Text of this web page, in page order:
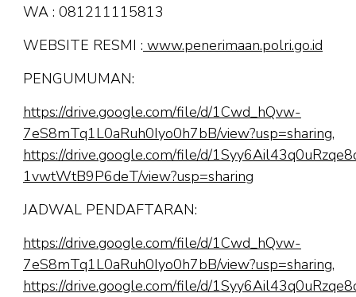
WA : 081211115813
WEBSITE RESMI : www.penerimaan.polri.go.id
PENGUMUMAN:
https://drive.google.com/file/d/1Cwd_hQvw-
7eS8mTq1L0aRuh0Iyo0h7bB/view?usp=sharing,
https://drive.google.com/file/d/
1vwtWtB9P6deT/view?usp=sharing
JADWAL PENDAFTARAN:
https://drive.google.com/file/d/1Cwd_hQvw-
7eS8mTq1L0aRuh0Iyo0h7bB/view?usp=sharing,
https://drive.google.com/file/d/